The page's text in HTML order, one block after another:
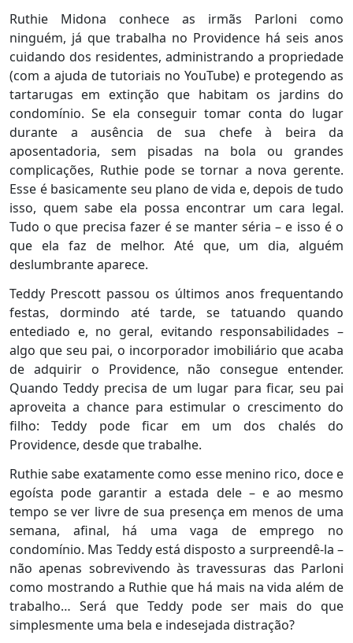
Ruthie Midona conhece as irmãs Parloni como
ninguém, já que trabalha no Providence há seis anos
cuidando dos residentes, administrando a propriedade
(com a ajuda de tutoriais no YouTube) e protegendo as
tartarugas em extinção que habitam os jardins do
condomínio. Se ela conseguir tomar conta do lugar
durante a ausência de sua chefe à beira da
aposentadoria, sem pisadas na bola ou grandes
complicações, Ruthie pode se tornar a nova gerente.
Esse é basicamente seu plano de vida e, depois de tudo
isso, quem sabe ela possa encontrar um cara legal.
Tudo o que precisa fazer é se manter séria – e isso é o
que ela faz de melhor. Até que, um dia, alguém
deslumbrante aparece.
Teddy Prescott passou os últimos anos frequentando
festas, dormindo até tarde, se tatuando quando
entediado e, no geral, evitando responsabilidades –
algo que seu pai, o incorporador imobiliário que acaba
de adquirir o Providence, não consegue entender.
Quando Teddy precisa de um lugar para ficar, seu pai
aproveita a chance para estimular o crescimento do
filho: Teddy pode ficar em um dos chalés do
Providence, desde que trabalhe.
Ruthie sabe exatamente como esse menino rico, doce e
egoísta pode garantir a estada dele – e ao mesmo
tempo se ver livre de sua presença em menos de uma
semana, afinal, há uma vaga de emprego no
condomínio. Mas Teddy está disposto a surpreendê-la –
não apenas sobrevivendo às travessuras das Parloni
como mostrando a Ruthie que há mais na vida além de
trabalho… Será que Teddy pode ser mais do que
simplesmente uma bela e indesejada distração?